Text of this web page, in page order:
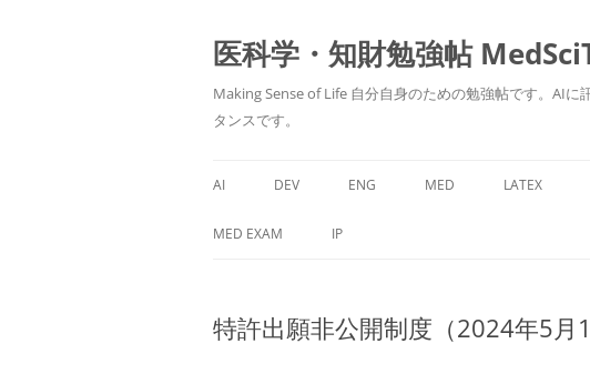
医科学・知財勉強帖
Making Sense of Life 自分自身のための勉強帖です。AI
タンスです。
AI DEV ENG MED LATEX
MED EXAM IP
特許出願非公開制度（2024年5月1